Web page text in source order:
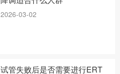
2026-03-02
试管失败后是否需要进行ERT